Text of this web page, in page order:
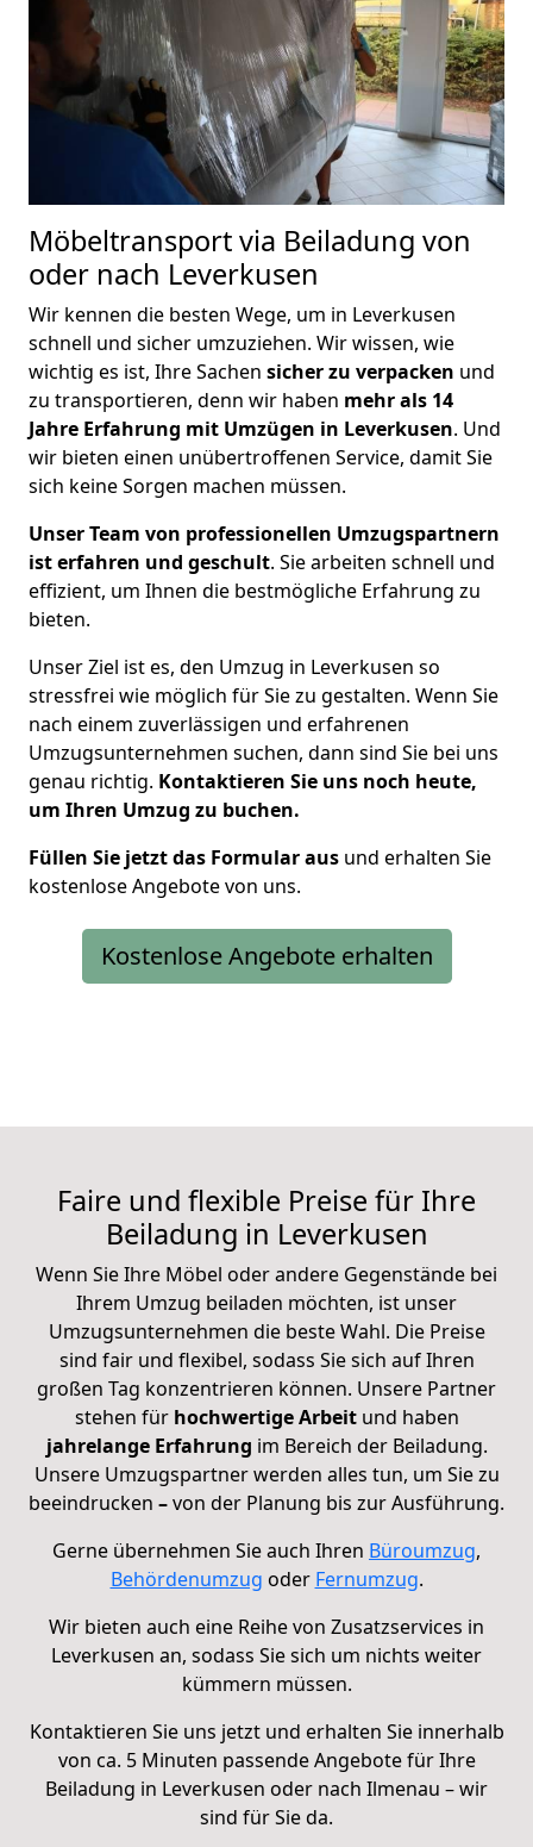
Möbeltransport via Beiladung von
oder nach Leverkusen
Wir kennen die besten Wege, um in Leverkusen
schnell und sicher umzuziehen. Wir wissen, wie
wichtig es ist, Ihre Sachen sicher zu verpacken und
zu transportieren, denn wir haben mehr als 14
Jahre Erfahrung mit Umzügen in Leverkusen. Und
wir bieten einen unübertroffenen Service, damit Sie
sich keine Sorgen machen müssen.
Unser Team von professionellen Umzugspartnern
ist erfahren und geschult. Sie arbeiten schnell und
effizient, um Ihnen die bestmögliche Erfahrung zu
bieten.
Unser Ziel ist es, den Umzug in Leverkusen so
stressfrei wie möglich für Sie zu gestalten. Wenn Sie
nach einem zuverlässigen und erfahrenen
Umzugsunternehmen suchen, dann sind Sie bei uns
genau richtig. Kontaktieren Sie uns noch heute,
um Ihren Umzug zu buchen.
Füllen Sie jetzt das Formular aus und erhalten Sie
kostenlose Angebote von uns.
Kostenlose Angebote erhalten
Faire und flexible Preise für Ihre
Beiladung in Leverkusen
Wenn Sie Ihre Möbel oder andere Gegenstände bei
Ihrem Umzug beiladen möchten, ist unser
Umzugsunternehmen die beste Wahl. Die Preise
sind fair und flexibel, sodass Sie sich auf Ihren
großen Tag konzentrieren können. Unsere Partner
stehen fürhochwertige Arbeitund haben
jahrelange Erfahrung im Bereich der Beiladung.
Unsere Umzugspartner werden alles tun, um Sie zu
beeindrucken –von der Planung bis zur Ausführung.
Gerne übernehmen Sie auch Ihren Büroumzug,
Behördenumzug oder Fernumzug.
Wir bieten auch eine Reihe von Zusatzservices in
Leverkusen an, sodass Sie sich um nichts weiter
kümmern müssen.
Kontaktieren Sie uns jetzt und erhalten Sie innerhalb
von ca. 5 Minuten passende Angebote für Ihre
Beiladung in Leverkusen oder nach Ilmenau – wir
sind für Sie da.